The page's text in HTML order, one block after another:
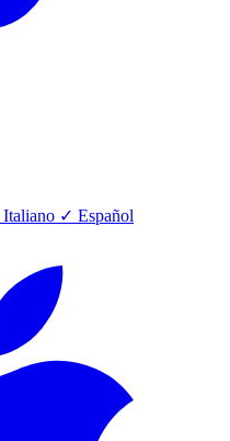
Italiano ✓ Español